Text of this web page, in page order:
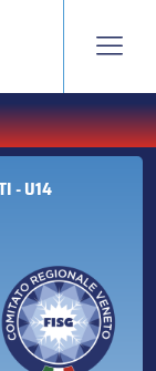
- U14